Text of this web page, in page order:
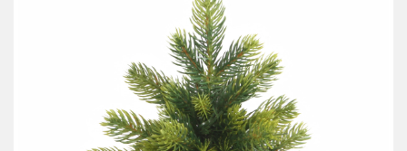
АКЦИИ И ПОДАРКИ